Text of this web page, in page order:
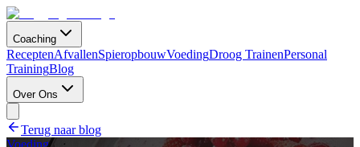
Coaching
ReceptenAfvallenSpieropbouwVoedingDroog TrainenPersonal
TrainingBlog
Over Ons
Terug naar blog
Voeding